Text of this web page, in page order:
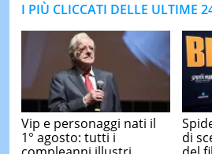
I PIÙ CLICCATI DELLE ULTIME
Vip e personaggi nati il
1° agosto: tutti i
di